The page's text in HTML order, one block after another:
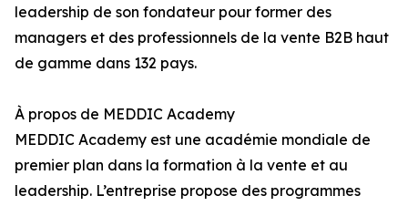
leadership de son fondateur pour former des
managers et des professionnels de la vente B2B haut
de gamme dans 132 pays.
À propos de MEDDIC Academy
MEDDIC Academy est une académie mondiale de
premier plan dans la formation à la vente et au
leadership. L’entreprise propose des programmes